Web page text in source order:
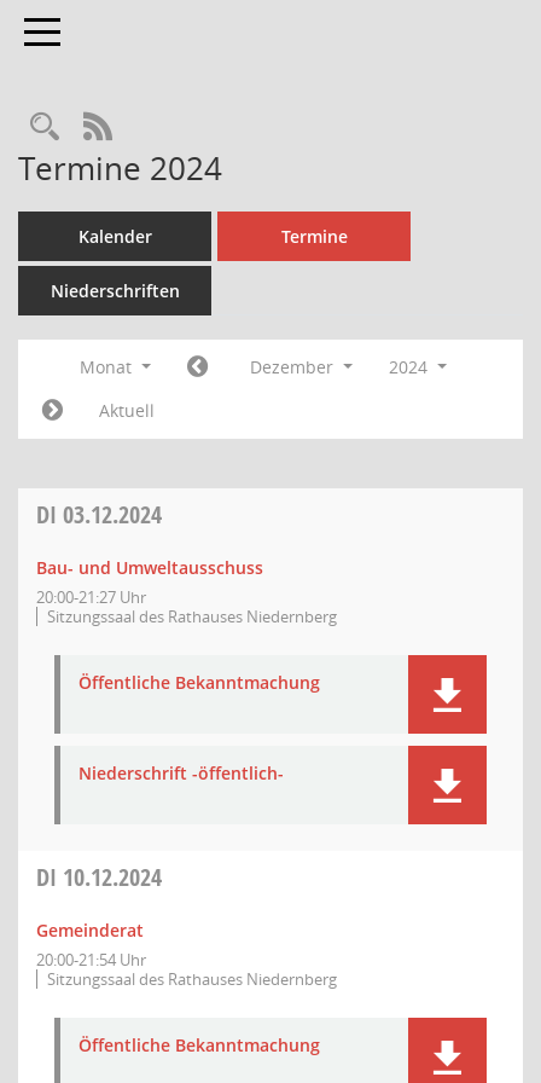
Toggle navigation
Rechercheauswahl
RSS-Feed
Termine 2024
Kalender Termine
Niederschriften
Monat Dezember
2024
Aktuell
DI 03.12.2024
Bau- und Umweltausschuss
20:00-21:27 Uhr
Sitzungssaal des Rathauses Niedernberg
Öffentliche Bekanntmachung
Niederschrift -öffentlich-
DI 10.12.2024
Gemeinderat
20:00-21:54 Uhr
Sitzungssaal des Rathauses Niedernberg
Öffentliche Bekanntmachung